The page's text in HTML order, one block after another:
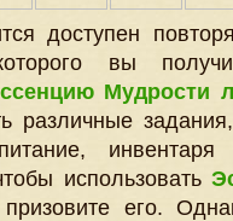
доступен
вы
Мудрости
различные
использовать
его.